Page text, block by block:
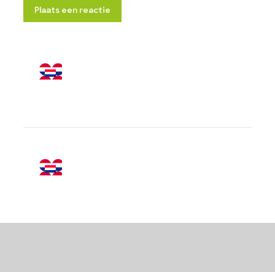
Plaats een reactie